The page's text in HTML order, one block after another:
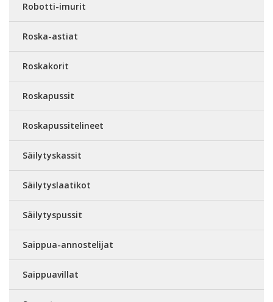
Robotti-imurit
Roska-astiat
Roskakorit
Roskapussit
Roskapussitelineet
Säilytyskassit
Säilytyslaatikot
Säilytyspussit
Saippua-annostelijat
Saippuavillat